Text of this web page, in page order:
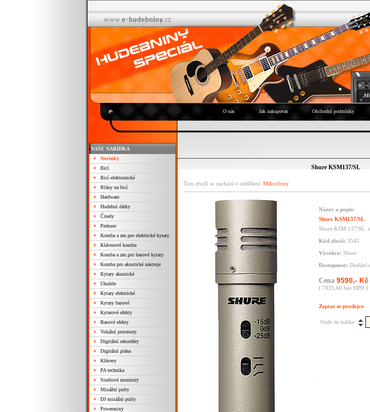
O nás Jak nakupovat Obchodní podmínky
NAŠE NABÍDKA
Novinky
Bicí
Bicí elektronické
Blány na bicí
Hardware
Hudební dárky
Činely
Perkuse
Komba a zes.pro elektrické kytary
Klávesové komba
Komba a zes.pro basové kytary
Komba pro akustické nástroje
Kytary akustické
Ukulele
Kytary elektrické
Kytary basové
Kytarové efekty
Basové efekty
Vokální procesory
Digitální rekordéry
Digitální piána
Klávesy
PA technika
Studiové monitory
Mixážní pulty
DJ mixážní pulty
Powermixy
Shure KSM137/SL
Toto zboží se nachází v oddělení: Mikrofony
Název a popis:
Shure KSM137/SL
Shure KSM 137/SL
Kód zboží: 3542
Výrobce: Shure
Dostupnost: Dodání
Cena 9590,- Kč
( 7925,60 bez DPH )
Zeptat se prodejce
Vložit do košíku